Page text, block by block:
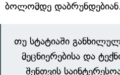
ბოლომდე
თუ სტატიაში
მეცნიერებისა და
შენთვის